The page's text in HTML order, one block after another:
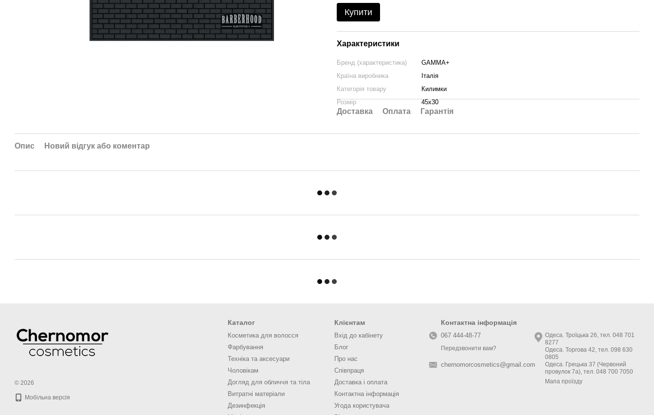
Купити
Характеристики
Бренд (характеристика)
GAMMA+
Країна виробника
Італія
Категорія товару
Килимки
Розмір
45х30
Доставка Оплата Гарантія
Опис Новий відгук або коментар
© 2026
Мобільна версія
Каталог
Косметика для волосся
Фарбування
Техніка та аксесуари
Чоловікам
Догляд для обличчя та тіла
Витратні матеріали
Дезинфекція
Клієнтам
Вхід до кабінету
Блог
Про нас
Співпраця
Доставка і оплата
Контактна інформація
Угода користувача
Контактна інформація
067 444-48-77
Передзвонити вам?
chernomorcosmetics@gmail.com
Одеса. Троїцька 26, тел. 048 701
8277
Одеса. Торгова 42, тел. 098 630
0805
Одеса. Грецька 37 (Червоний
провулок 7а), тел. 048 700 7050
Мапа проїзду